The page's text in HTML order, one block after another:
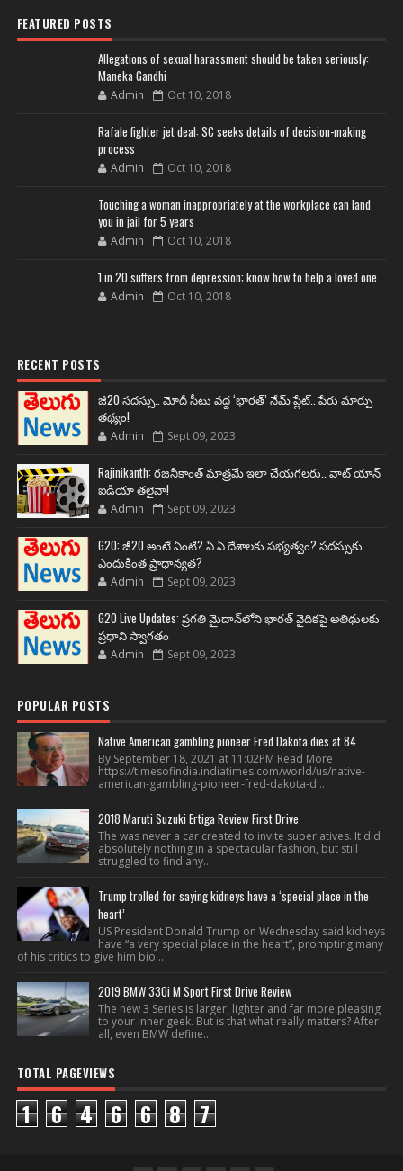
FEATURED POSTS
Allegations of sexual harassment should be taken seriously:
Maneka Gandhi
Admin Oct 10, 2018
Rafale fighter jet deal: SC seeks details of decision-making
process
Admin Oct 10, 2018
Touching a woman inappropriately at the workplace can land
you in jail for 5 years
Admin Oct 10, 2018
1 in 20 suffers from depression; know how to help a loved one
Admin Oct 10, 2018
RECENT POSTS
జీ20 సదస్సు.. మోదీ సీటు వద్ద ‘భారత్’ నేమ్ ప్లేట్‌.. పేరు మార్పు
తథ్యం!
Admin Sept 09, 2023
Rajinikanth: రజనీకాంత్ మాత్రమే ఇలా చేయగలరు.. వాట్ యాన్
ఐడియా తలైవా!
Admin Sept 09, 2023
G20: జీ20 అంటే ఏంటి? ఏ ఏ దేశాలకు సభ్యత్వం? సదస్సుకు
ఎందుకింత ప్రాధాన్యత?
Admin Sept 09, 2023
G20 Live Updates: ప్రగతి మైదాన్‌లోని భారత్ వైదికపై అతిథులకు
ప్రధాని స్వాగతం
Admin Sept 09, 2023
POPULAR POSTS
Native American gambling pioneer Fred Dakota dies at 84
By September 18, 2021 at 11:02PM Read More
https://timesofindia.indiatimes.com/world/us/native-
american-gambling-pioneer-fred-dakota-d...
2018 Maruti Suzuki Ertiga Review First Drive
The was never a car created to invite superlatives. It did
absolutely nothing in a spectacular fashion, but still
struggled to find any...
Trump trolled for saying kidneys have a ‘special place in the
heart’
US President Donald Trump on Wednesday said kidneys
have “a very special place in the heart”, prompting many
of his critics to give him bio...
2019 BMW 330i M Sport First Drive Review
The new 3 Series is larger, lighter and far more pleasing
to your inner geek. But is that what really matters? After
all, even BMW define...
TOTAL PAGEVIEWS
1 6 4 6 6 8 7